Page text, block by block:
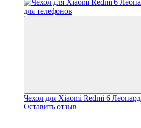
Чехол для Xiaomi Redmi 6 Леопард
Оставить отзыв